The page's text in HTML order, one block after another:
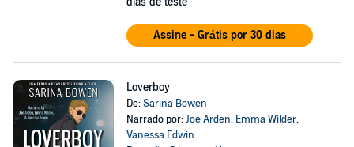
Assine - Grátis por 30 dias
Loverboy
De:Sarina Bowen
Narrado por:Joe Arden, Emma Wilder,
Vanessa Edwin